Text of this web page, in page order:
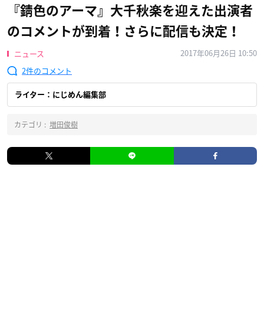
『錆色のアーマ』大千秋楽を迎えた出演者
のコメントが到着！さらに配信も決定！
ニュース
2017年06月26日 10:50
2
ライター：にじめん編集部
カテゴリ : 増田俊樹